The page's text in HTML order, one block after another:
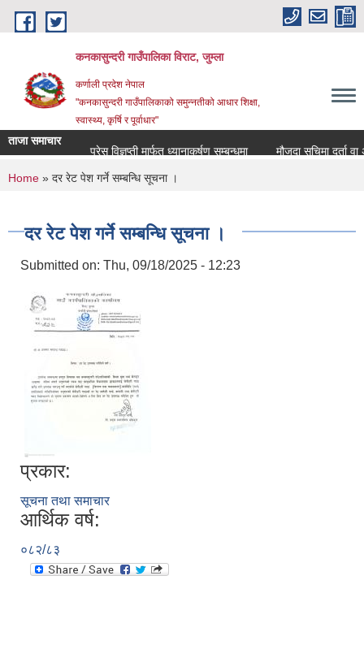
Skip to main content
कनकासुन्दरी गाउँपालिका विराट, जुम्ला
कर्णाली प्रदेश नेपाल
"कनकासुन्दरी गाउँपालिकाको समुन्नतीको आधार शिक्षा,
स्वास्थ्य, कृर्षि र पूर्वाधार"
ताजा समाचार
प्रेस विज्ञप्ती मार्फत ध्यानाकर्षण सम्बन्धमा
मौजुदा सुचिमा दर्ता वा
You are here
Home » दर रेट पेश गर्ने सम्बन्धि सूचना ।
दर रेट पेश गर्ने सम्बन्धि सूचना ।
Submitted on: Thu, 09/18/2025 - 12:23
प्रकार:
सूचना तथा समाचार
आर्थिक वर्ष:
०८२/८३